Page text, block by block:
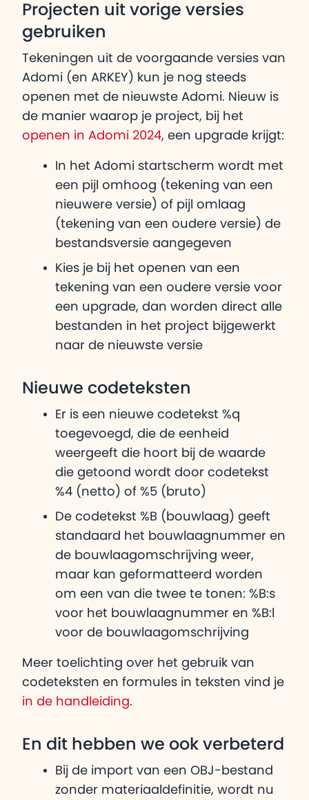
Projecten uit vorige versies
gebruiken
Tekeningen uit de voorgaande versies van
Adomi (en ARKEY) kun je nog steeds
openen met de nieuwste Adomi. Nieuw is
de manier waarop je project, bij het
openen in Adomi 2024, een upgrade krijgt:
In het Adomi startscherm wordt met
een pijl omhoog (tekening van een
nieuwere versie) of pijl omlaag
(tekening van een oudere versie) de
bestandsversie aangegeven
Kies je bij het openen van een
tekening van een oudere versie voor
een upgrade, dan worden direct alle
bestanden in het project bijgewerkt
naar de nieuwste versie
Nieuwe codeteksten
Er is een nieuwe codetekst %q
toegevoegd, die de eenheid
weergeeft die hoort bij de waarde
die getoond wordt door codetekst
%4 (netto) of %5 (bruto)
De codetekst %B (bouwlaag) geeft
standaard het bouwlaagnummer en
de bouwlaagomschrijving weer,
maar kan geformatteerd worden
om een van die twee te tonen: %B:s
voor het bouwlaagnummer en %B:l
voor de bouwlaagomschrijving
Meer toelichting over het gebruik van
codeteksten en formules in teksten vind je
in de handleiding
En dit hebben we ook verbeterd
Bij de import van een OBJ-bestand
zonder materiaaldefinitie, wordt nu